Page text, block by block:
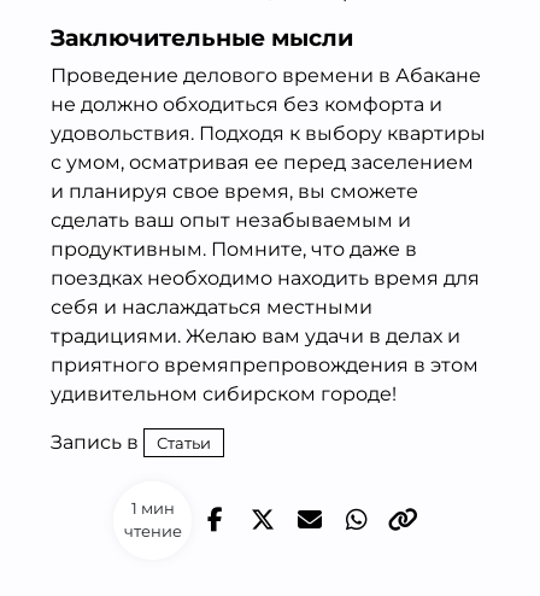
1 мин
чтение
Заключительные мысли
Проведение делового времени в Абакане
не должно обходиться без комфорта и
удовольствия. Подходя к выбору квартиры
с умом, осматривая ее перед заселением
и планируя свое время, вы сможете
сделать ваш опыт незабываемым и
продуктивным. Помните, что даже в
поездках необходимо находить время для
себя и наслаждаться местными
традициями. Желаю вам удачи в делах и
приятного времяпрепровождения в этом
удивительном сибирском городе!
Запись в Статьи